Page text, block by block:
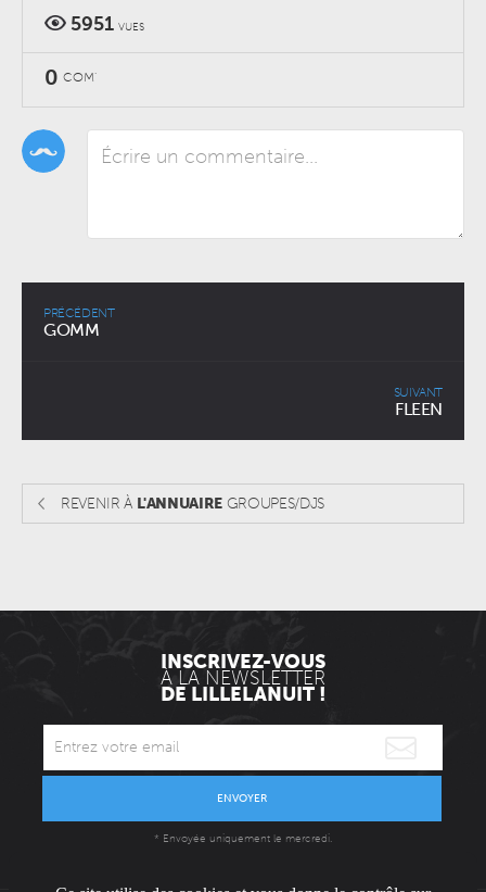
5951 VUES
0 COM'
PRÉCÉDENT
GOMM
SUIVANT
FLEEN
REVENIR À L'ANNUAIRE GROUPES/DJS
INSCRIVEZ-VOUS
À LA NEWSLETTER
DE LILLELANUIT !
ENVOYER
* Envoyée uniquement le mercredi.